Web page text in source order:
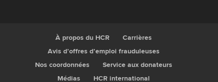
À propos du HCR
Carrières
Avis d’offres d’emploi frauduleuses
Nos coordonnées
Service aux donateurs
Médias
HCR international